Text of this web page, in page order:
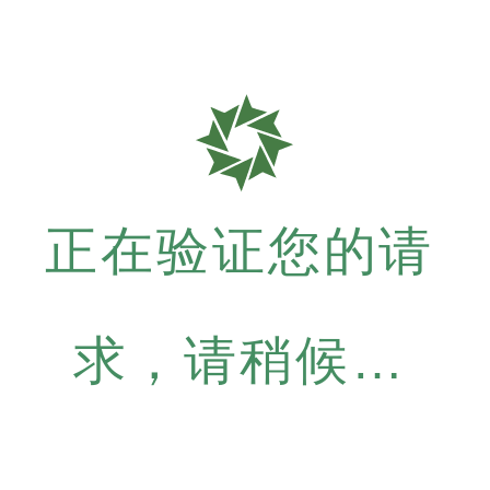
正在验证您的请
求，请稍候…